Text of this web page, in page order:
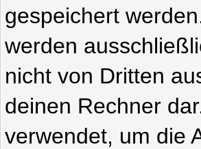
gespeichert
werden
nicht von Dritten
deinen Rechner
verwendet, um die